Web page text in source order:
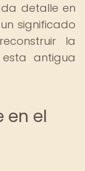
detalle en
significado
la
antigua
en el